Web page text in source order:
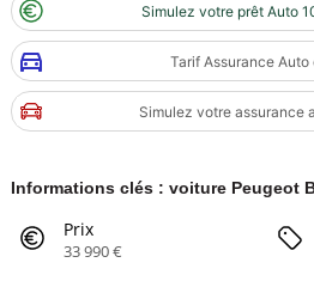
Simulez votre prêt Auto
Tarif Assurance Auto
Simulez votre assurance
Informations clés : voiture Peugeot
Prix
33 990 €